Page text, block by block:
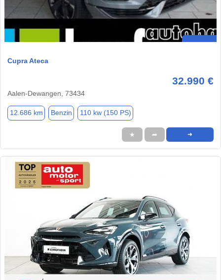
Cupra Ateca
32.990 €
Aalen-Dewangen, 73434
12.686 km Benzin 110 kw (150 PS)
★ ➦ ➜